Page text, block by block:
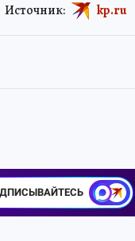
Источник: kp.ru